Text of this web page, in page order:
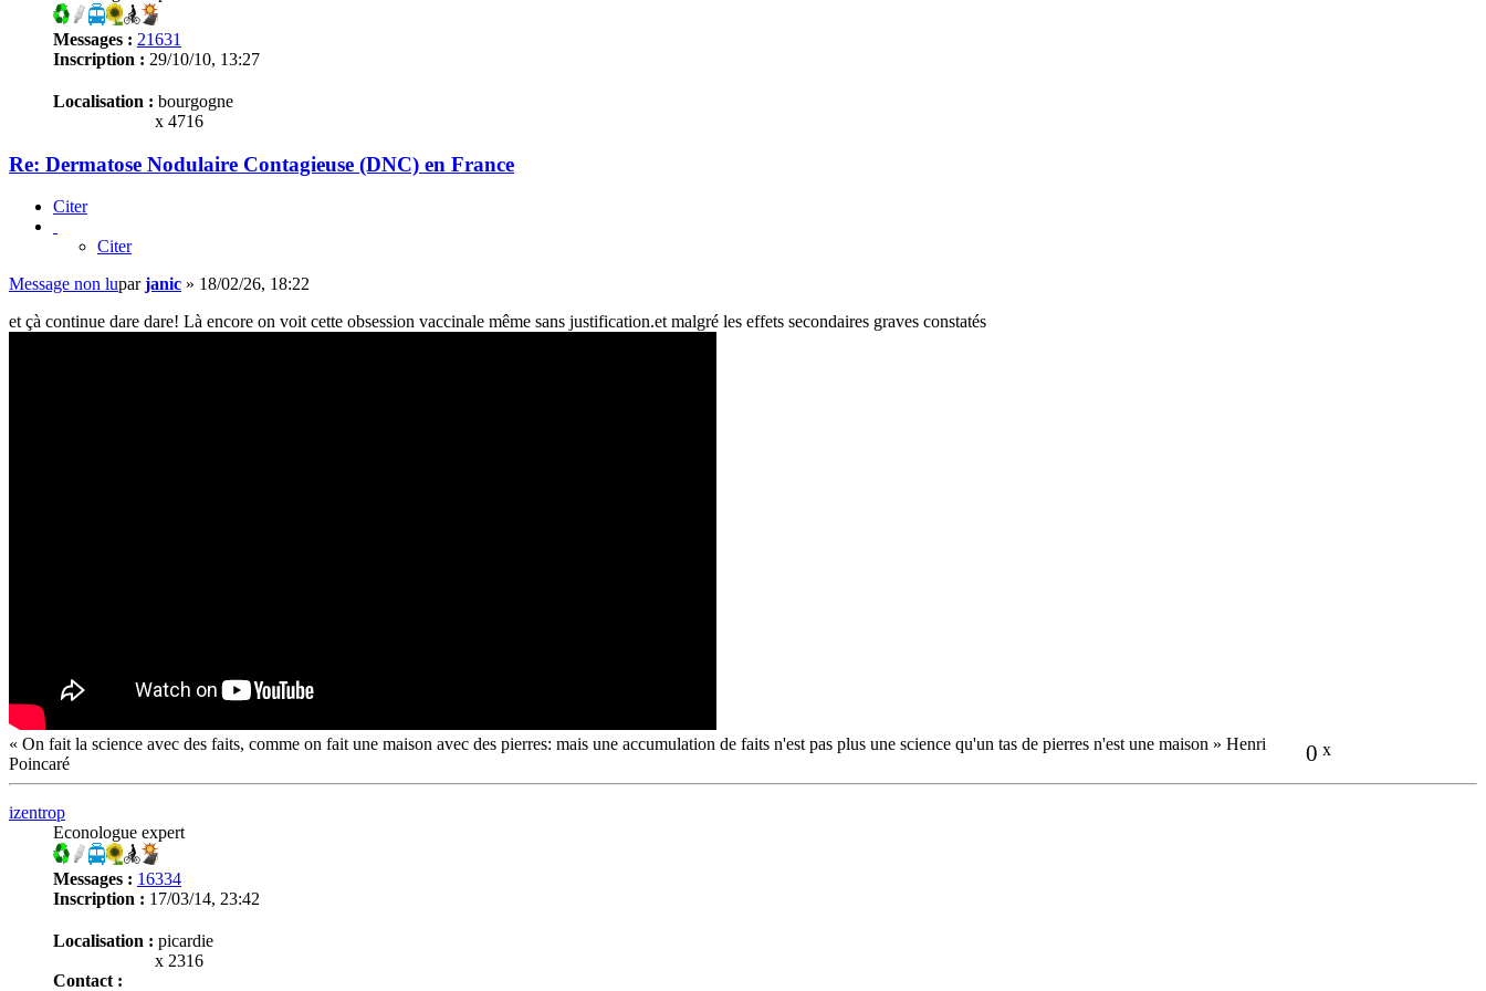
Messages : 21631
Inscription : 29/10/10, 13:27
Localisation : bourgogne
x 4716
Re: Dermatose Nodulaire Contagieuse (DNC) en France
Citer
Citer
Message non luparjanic » 18/02/26, 18:22
et çà continue dare dare! Là encore on voit cette obsession vaccinale même sans justification.et malgré les effets secondaires graves constatés
0 x
« On fait la science avec des faits, comme on fait une maison avec des pierres: mais une accumulation de faits n'est pas plus une science qu'un tas de pierres n'est une maison » Henri
Poincaré
izentrop
Econologue expert
Messages : 16334
Inscription : 17/03/14, 23:42
Localisation : picardie
x 2316
Contact :